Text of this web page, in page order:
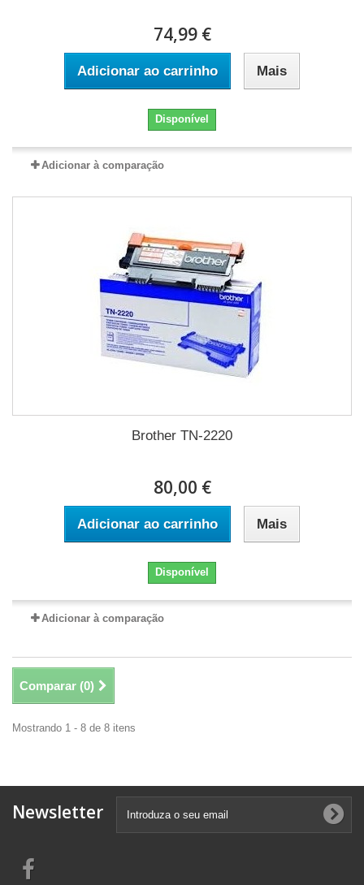
74,99 €
Adicionar ao carrinho Mais
Disponível
Adicionar à comparação
Brother TN-2220
80,00 €
Adicionar ao carrinho Mais
Disponível
Adicionar à comparação
Comparar (0)
Mostrando 1 - 8 de 8 itens
Newsletter